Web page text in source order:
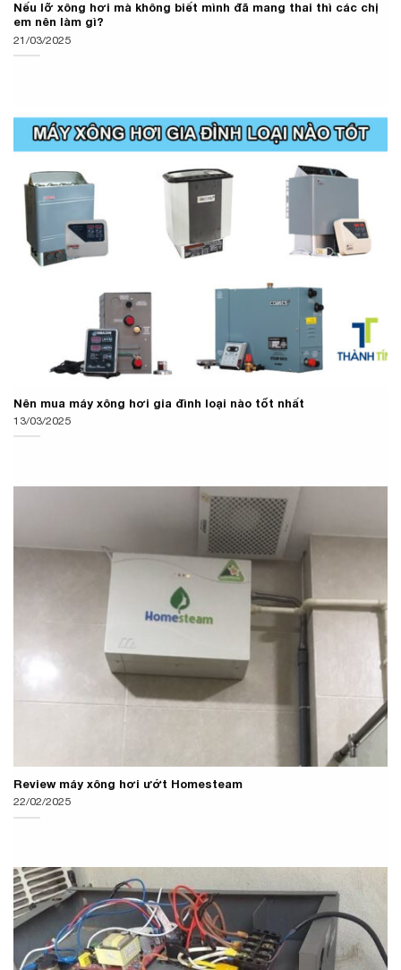
Nếu lỡ xông hơi mà không biết mình đã mang thai thì các chị
em nên làm gì?
21/03/2025
Nên mua máy xông hơi gia đình loại nào tốt nhất
13/03/2025
Review máy xông hơi ướt Homesteam
22/02/2025